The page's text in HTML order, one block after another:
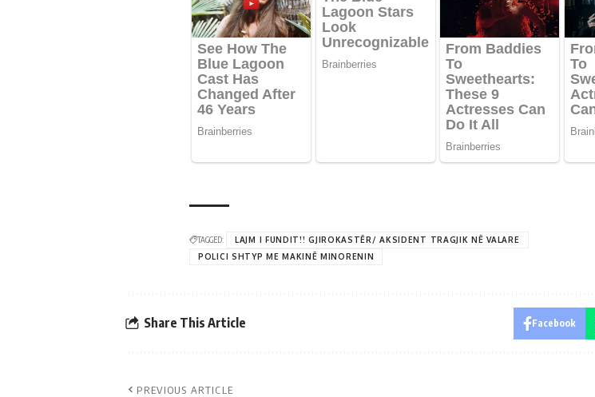
TAGGED:
LAJM I FUNDIT!! GJIROKASTËR/ AKSIDENT TRAGJIK NË VALARE
POLICI SHTYP ME MAKINË MINORENIN
Share This Article Facebook
PREVIOUS ARTICLE